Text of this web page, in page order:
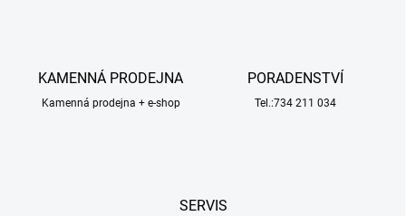
KAMENNÁ PRODEJNA
Kamenná prodejna + e-shop
PORADENSTVÍ
Tel.:734 211 034
SERVIS